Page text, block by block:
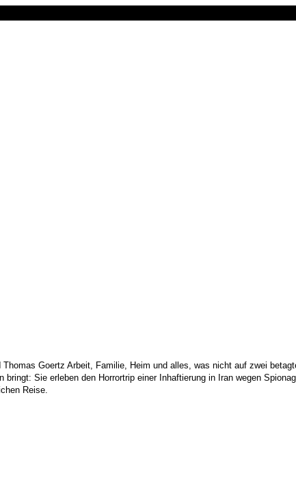
Goertz Arbeit, Familie, Heim und alles, was nicht auf zwei
Sie erleben den Horrortrip einer Inhaftierung in Iran wegen
Reise.